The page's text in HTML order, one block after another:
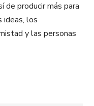
de producir más para
ideas, los
y las personas